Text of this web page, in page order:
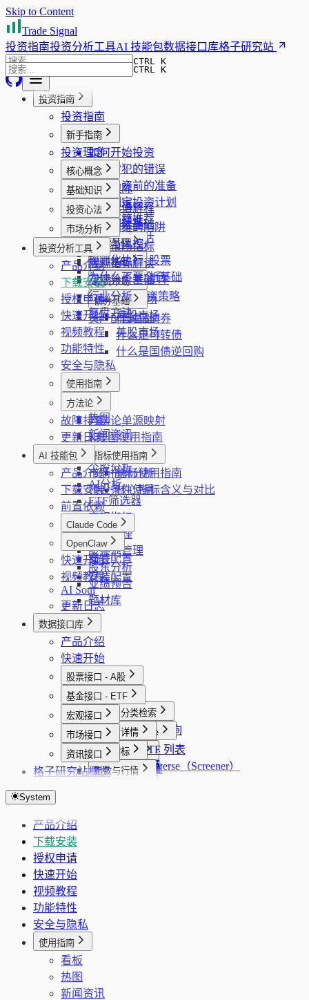
Skip to Content
Trade Signal
投资指南投资分析工具AI 技能包数据接口库格子研究站
CTRL K
CTRL K
投资指南
投资指南
新手指南
如何开始投资
新手常犯的错误
开始投资前的准备
如何制定投资计划
投资书籍推荐
投资理念
核心概念
安全边际
趋势共振
组合稳健性
企业质量评估
风险管理
心理纪律
基础知识
投资术语解释
财报阅读基础
股票基础
什么是股票
股票分析基础
ETF基础
什么是ETF
ETF投资策略
投资市场
A股市场
港股市场
美股市场
债券基础
什么是债券
什么是可转债
什么是国债逆回购
资产配置基础
投资心法
回本思维的陷阱
止损与风控
规则化执行
为什么不要全仓
市场分析
看板市场指标
宏观指标解读
宏观分析基础
行业分析
复盘方法
投资分析工具
产品介绍
下载安装
授权申请
快速开始
视频教程
功能特性
安全与隐私
使用指南
看板
热图
新闻资讯
股票筛选器
个股分析
AI分析
ETF筛选器
宏观指标
计划管理
股票池管理
股东分析
业绩预告
题材库
方法论
方法论单源映射
K线图使用指南
指标使用指南
指标使用指南
核心指标含义与对比
市场指标分析
预设条件使用
故障排查
更新日志
AI 技能包
产品介绍
下载安装
前置依赖
Claude Code
简介
安装配置
OpenClaw
简介
安装配置
快速开始
视频教程
AI Soul
更新日志
数据接口库
产品介绍
快速开始
股票接口 - A股
概览
基础与分类检索
股票批量查询
股票详情
股票搜索
行业列表
选股与 Universe
股票选股
选股 Universe（Screener）
行情与 K 线
股票 K 线
财务与主营
基金接口 - ETF
概览
列表与详情
全量 ETF 列表
基金选股
行情
ETF K 线
持仓与配置
宏观接口
概览
宏观指标
PMI 分页
市场接口
概览
指数与行情
资讯接口
概览
格子研究站
System
产品介绍
下载安装
授权申请
快速开始
视频教程
功能特性
安全与隐私
使用指南
看板
热图
新闻资讯